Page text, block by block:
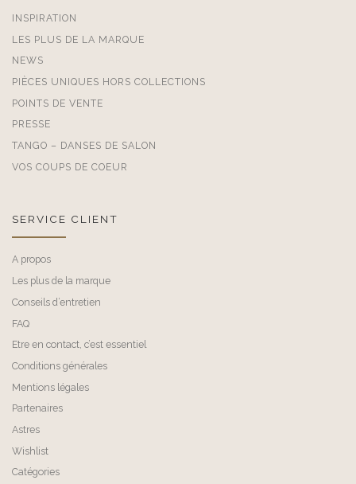
INSPIRATION
LES PLUS DE LA MARQUE
NEWS
PIÈCES UNIQUES HORS COLLECTIONS
POINTS DE VENTE
PRESSE
TANGO – DANSES DE SALON
VOS COUPS DE COEUR
SERVICE CLIENT
A propos
Les plus de la marque
Conseils d’entretien
FAQ
Etre en contact, c’est essentiel
Conditions générales
Mentions légales
Partenaires
Astres
Wishlist
Catégories